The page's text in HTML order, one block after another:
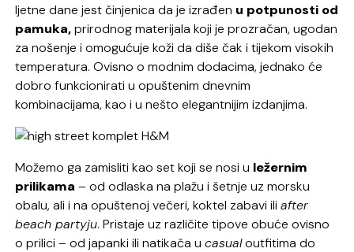
ljetne dane jest činjenica da je izrađen u potpunosti od
pamuka,prirodnog materijala koji je prozračan, ugodan
za nošenje i omogućuje koži da diše čak i tijekom visokih
temperatura. Ovisno o modnim dodacima, jednako će
dobro funkcionirati u opuštenim dnevnim
kombinacijama, kao i u nešto elegantnijim izdanjima.
Možemo ga zamisliti kao set koji se nosi u ležernim
prilikama– od odlaska na plažu i šetnje uz morsku
obalu, ali i na opuštenoj večeri, koktel zabavi iliafter
beach partyju. Pristaje uz različite tipove obuće ovisno
o prilici – od japanki ili natikača ucasualoutfitima do